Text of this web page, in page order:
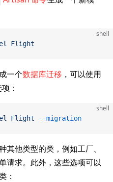
shell
Flight
一个数据库迁移 ，可以使用
：
shell
Flight --migration
其他类型的类，例如工厂、
请求。此外，这些选项可以
：